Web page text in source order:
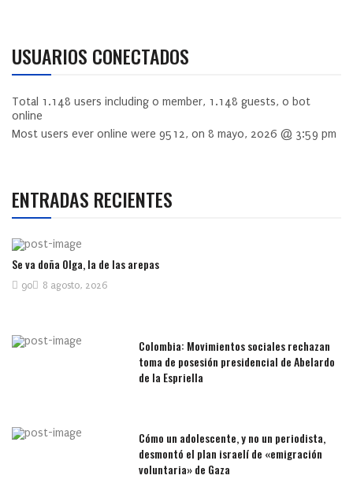
USUARIOS CONECTADOS
Total 1.148 users including 0 member, 1.148 guests, 0 bot
online
Most users ever online were 9512, on 8 mayo, 2026 @ 3:59 pm
ENTRADAS RECIENTES
Se va doña Olga, la de las arepas
8 agosto, 2026
90
Colombia: Movimientos sociales rechazan
toma de posesión presidencial de Abelardo
de la Espriella
Cómo un adolescente, y no un periodista,
desmontó el plan israelí de «emigración
voluntaria» de Gaza